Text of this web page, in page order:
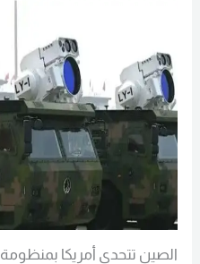
الصين تتحدى أمريكا بمنظومة LW-60 الليزرية